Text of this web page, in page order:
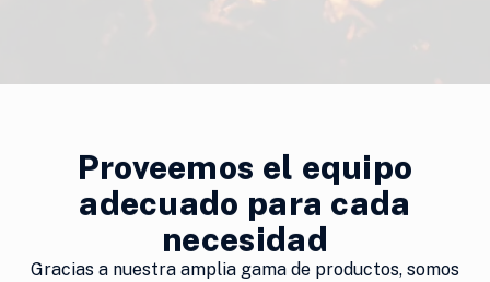
Proveemos el equipo
adecuado para cada
necesidad
Gracias a nuestra amplia gama de productos, somos